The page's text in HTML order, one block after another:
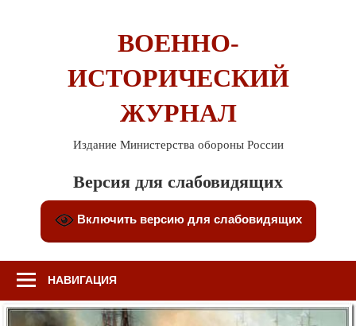
ВОЕННО-
ИСТОРИЧЕСКИЙ
ЖУРНАЛ
Издание Министерства обороны России
Версия для слабовидящих
Включить версию для слабовидящих
НАВИГАЦИЯ